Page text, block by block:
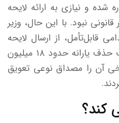
شده و نیازی به ارائه لایحه
نبود. با این حال، وزیر
قابل‌تأمل، از ارسال لایحه
دوفوریتی برای تعیین تکلیف حذف یارانه حدود ۱۸ میلیون
آن را مصداق نوعی تعویق‌
کند؟